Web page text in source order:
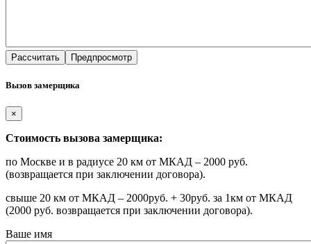
Вызов замерщика
×
Стоимость вызова замерщика:
по Москве и в радиусе 20 км от МКАД – 2000 руб.
(возвращается при заключении договора).
свыше 20 км от МКАД – 2000руб. + 30руб. за 1км от МКАД
(2000 руб. возвращается при заключении договора).
Ваше имя